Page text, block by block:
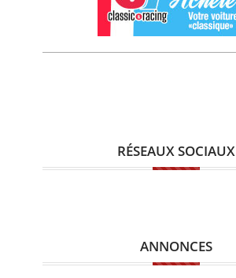
RÉSEAUX SOCIAUX
ANNONCES